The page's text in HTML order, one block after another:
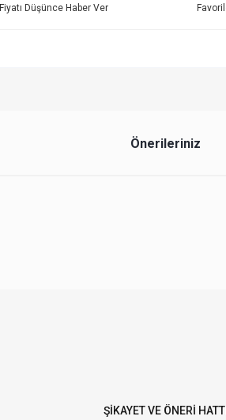
Fiyatı Düşünce Haber Ver
Önerileriniz
ŞİKAYET VE ÖNERİ HATTI